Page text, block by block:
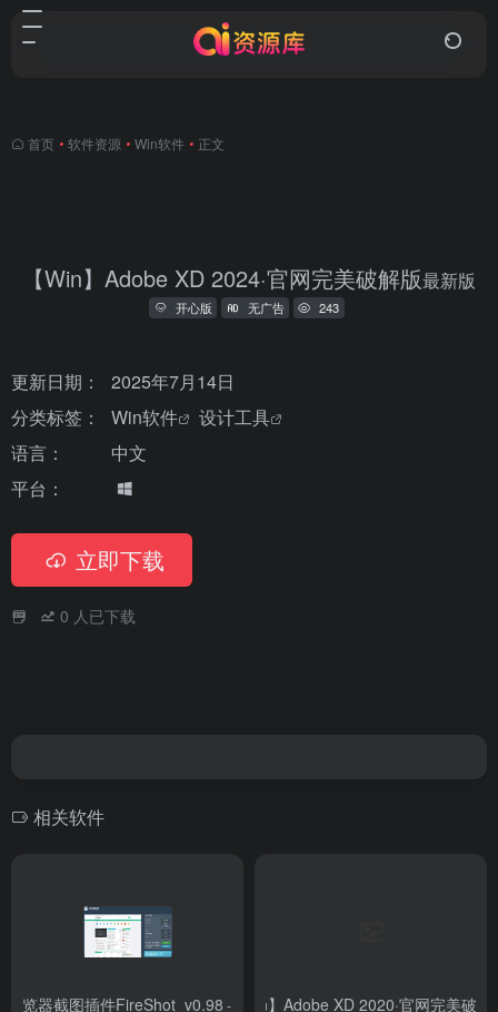
首页 • 软件资源 • Win软件 • 正文
【Win】Adobe XD 2024·官网完美破解版最新版
开心版 无广告 243
更新日期：
2025年7月14日
分类标签：
Win软件
设计工具
语言：
中文
平台：
立即下载
0 人已下载
相关软件
浏览器截图插件FireShot_v0.98 - 0.98.93
【Win】Adobe XD 2020·官网完美破解